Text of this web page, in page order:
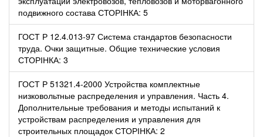
подвижного состава СТОРІНКА: 5
ГОСТ Р 12.4.013-97 Система стандартов безопасности
труда. Очки защитные. Общие технические условия
СТОРІНКА: 3
ГОСТ Р 51321.4-2000 Устройства комплектные
низковольтные распределения и управления. Часть 4.
Дополнительные требования и методы испытаний к
устройствам распределения и управления для
строительных площадок СТОРІНКА: 2